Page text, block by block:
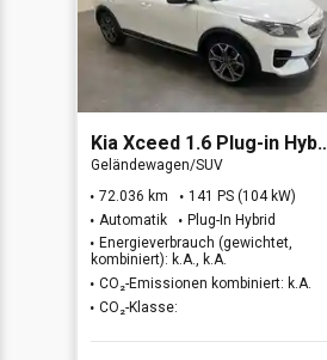
Kia Xceed 1.6 Plug-in Hybrid Spirit
Geländewagen/SUV
72.036 km
141 PS (104 kW)
Automatik
Plug-In Hybrid
Energieverbrauch (gewichtet,
kombiniert): k.A., k.A.
CO₂-Emissionen kombiniert: k.A.
CO₂-Klasse: